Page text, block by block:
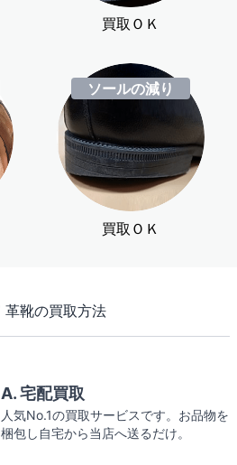
買取ＯＫ
ソールの減り
買取ＯＫ
革靴の買取方法
A. 宅配買取
人気No.1の買取サービスです。お品物を
梱包し自宅から当店へ送るだけ。